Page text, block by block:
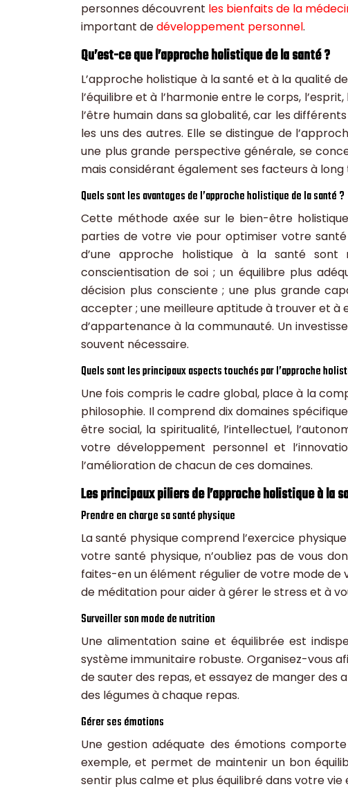
personnes découvrent les bienfaits de la
important dedéveloppement personnel.
Qu’est-ce que l’approche holistique de la santé ?
L’approche holistique à la santé et à la qualité
l’équilibre et à l’harmonie entre le corps,
l’être humain dans sa globalité, car les
les uns des autres. Elle se distingue de
une plus grande perspective générale, se
mais considérant également ses facteurs à
Quels sont les avantages de l’approche holistique de la santé ?
Cette méthode axée sur le bien-être
parties de votre vie pour optimiser votre
d’une approche holistique à la santé
conscientisation de soi ; un équilibre plus
décision plus consciente ; une plus grande
accepter ; une meilleure aptitude à trouver et à
d’appartenance à la communauté. Un
souvent nécessaire.
Quels sont les principaux aspects touchés par l’approche
Une fois compris le cadre global, place à la
philosophie. Il comprend dix domaines
être social, la spiritualité, l’intellectuel,
votre développement personnel et
l’amélioration de chacun de ces domaines.
Les principaux piliers de l’approche holistique à la
Prendre en charge sa santé physique
La santé physique comprend l’exercice
votre santé physique, n’oubliez pas de vous
faites-en un élément régulier de votre mode de
de méditation pour aider à gérer le stress et à
Surveiller son mode de nutrition
Une alimentation saine et équilibrée est
système immunitaire robuste. Organisez-vous
de sauter des repas, et essayez de manger des
des légumes à chaque repas.
Gérer ses émotions
Une gestion adéquate des émotions
exemple, et permet de maintenir un bon
sentir plus calme et plus équilibré dans votre